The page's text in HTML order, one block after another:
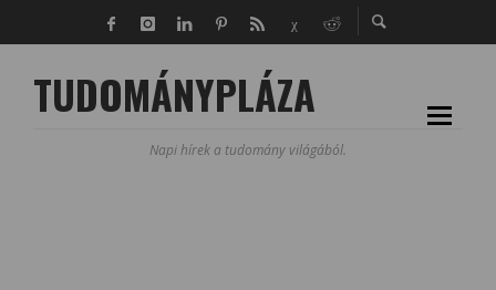
TUDOMÁNYPLÁZA
Napi hírek a tudomány világából.